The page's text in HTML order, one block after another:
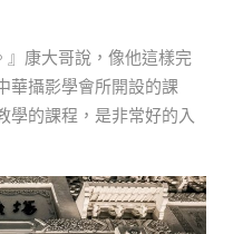
』康大哥說，像他這樣完
華攝影學會所開設的課
學的課程，是非常好的入